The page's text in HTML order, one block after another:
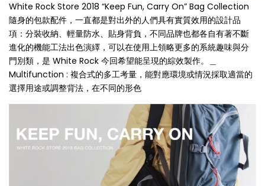
White Rock Store 2018 “Keep Fun, Carry On” Bag Collection
隨身的包款配件，一直都是對出外的人們具有實質效用的設計品
項：分裝收納、輕量防水、貼身背負，不同品牌也都各自有著不斷
進化的機能工法出色演繹，可以在使用上領略更多的系統趣味與分
門別類，是 White Rock 今回希望能呈現的綜效製作。＿
Multifunction : 複合式的多工考量，能對應環境或情況採取適當的
選擇用途或調整背法，在不同的形色